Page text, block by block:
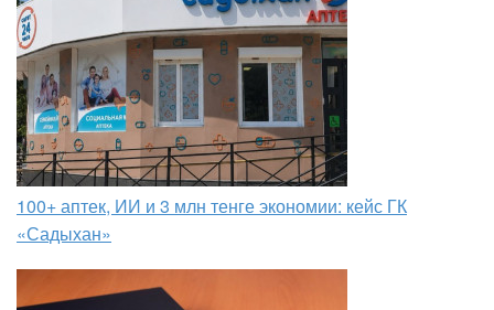
100+ аптек, ИИ и 3 млн тенге экономии: кейс ГК
«Садыхан»